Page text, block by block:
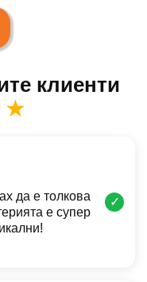
клиенти
да е толкова
е супер
✓